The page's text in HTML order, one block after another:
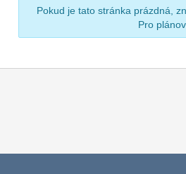
Pokud je tato stránka prázdná,
Pro